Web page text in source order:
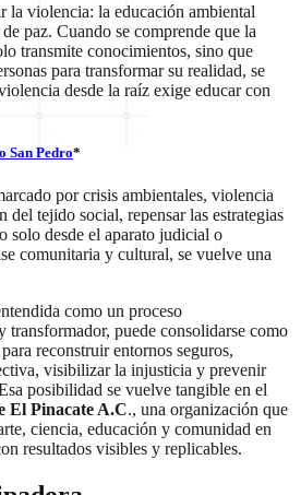
la violencia: la educación ambiental
paz. Cuando se comprende que la
transmite conocimientos, sino que
para transformar su realidad, se
desde la raíz exige educar con
San Pedro*
por crisis ambientales, violencia
del tejido social, repensar las estrategias
solo desde el aparato judicial o
comunitaria y cultural, se vuelve una
como un proceso
puede consolidarse como
reconstruir entornos seguros,
visibilizar la injusticia y prevenir
posibilidad se vuelve tangible en el
El Pinacate A.C., una organización que
ciencia, educación y comunidad en
resultados visibles y replicables.